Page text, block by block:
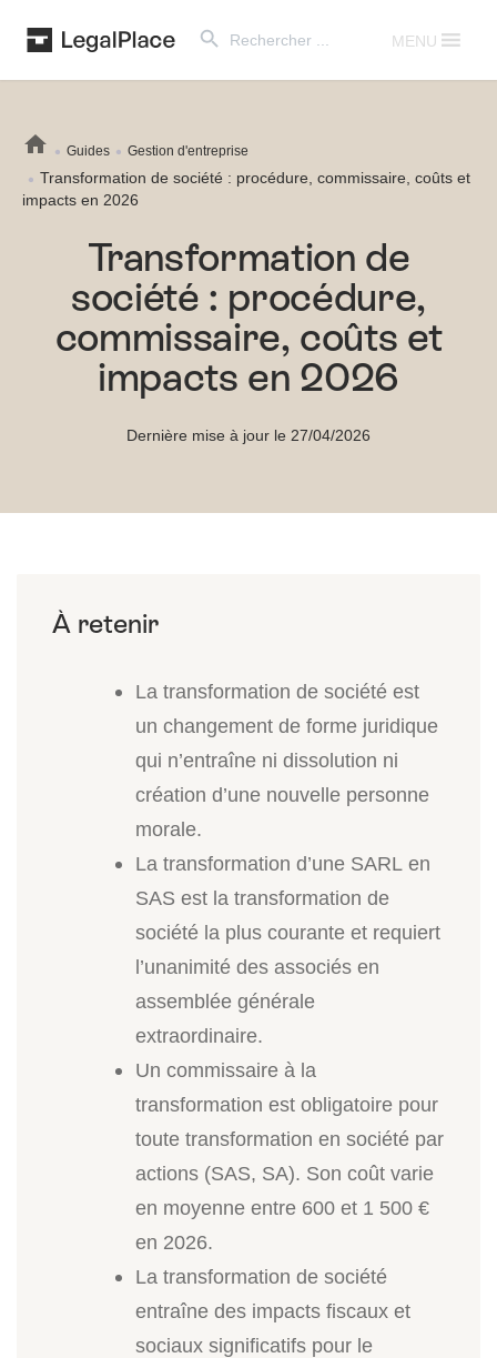
for:
MENU
Guides Gestion d'entreprise
Transformation de société : procédure, commissaire, coûts et
impacts en 2026
Transformation de
société : procédure,
commissaire, coûts et
impacts en 2026
Dernière mise à jour le 27/04/2026
La transformation de société est
un changement de forme juridique
qui n’entraîne ni dissolution ni
création d’une nouvelle personne
morale.
La transformation d’une SARL en
SAS est la transformation de
société la plus courante et requiert
l’unanimité des associés en
assemblée générale
extraordinaire.
Un commissaire à la
transformation est obligatoire pour
toute transformation en société par
actions (SAS, SA). Son coût varie
en moyenne entre 600 et 1 500 €
en 2026.
La transformation de société
entraîne des impacts fiscaux et
sociaux significatifs pour le